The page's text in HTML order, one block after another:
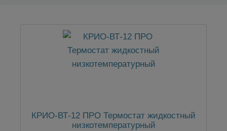
КРИО-ВТ-12 ПРО Термостат жидкостный
низкотемпературный